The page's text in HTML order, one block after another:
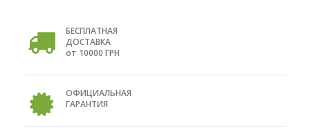
БЕСПЛАТНАЯ
ДОСТАВКА
от 10000 ГРН
ОФИЦИАЛЬНАЯ
ГАРАНТИЯ